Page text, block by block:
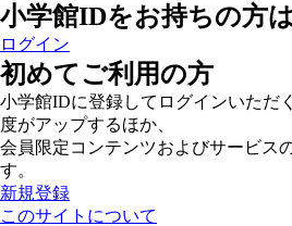
小学館IDをお持ちの方
ログイン
初めてご利用の方
小学館IDに登録してログインいただ
度がアップするほか、
会員限定コンテンツおよびサービス
す。
新規登録
このサイトについて